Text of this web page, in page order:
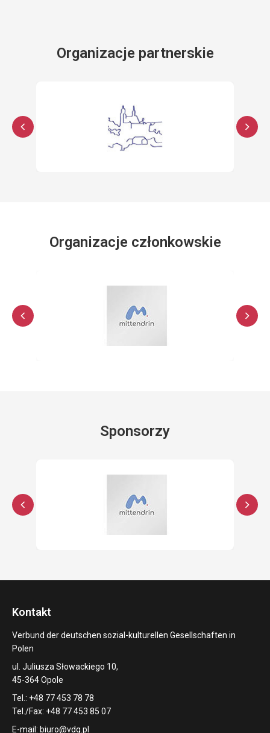
Organizacje partnerskie
Organizacje członkowskie
Sponsorzy
Kontakt
Verbund der deutschen sozial-kulturellen Gesellschaften in
Polen
ul. Juliusza Słowackiego 10,
45-364 Opole
Tel.: +48 77 453 78 78
Tel./Fax: +48 77 453 85 07
E-mail: biuro@vdg.pl